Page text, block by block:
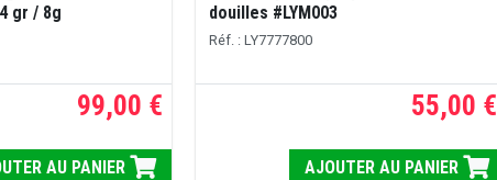
gr / 8g
99,00 €
AU PANIER
douilles #LYM003
Réf. : LY7777800
55,00 €
AJOUTER AU PANIER